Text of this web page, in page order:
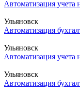
Автоматизация
Ульяновск
Автоматизация
Ульяновск
Автоматизация
Ульяновск
Автоматизация